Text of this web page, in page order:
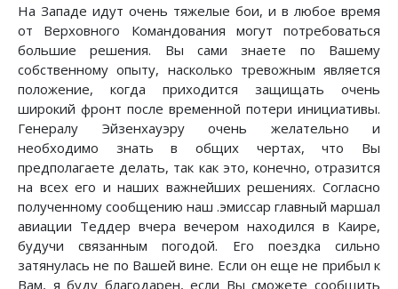
На Западе идут очень тяжелые бои, и в любое время
от Верховного Командования могут потребоваться
большие решения. Вы сами знаете по Вашему
собственному опыту, насколько тревожным является
положение, когда приходится защищать очень
широкий фронт после временной потери инициативы.
Генералу Эйзенхауэру очень желательно и
необходимо знать в общих чертах, что Вы
предполагаете делать, так как это, конечно, отразится
на всех его и наших важнейших решениях. Согласно
полученному сообщению наш .эмиссар главный маршал
авиации Теддер вчера вечером находился в Каире,
будучи связанным погодой. Его поездка сильно
затянулась не по Вашей вине. Если он еще не прибыл к
Вам, я буду благодарен, если Вы сможете сообщить